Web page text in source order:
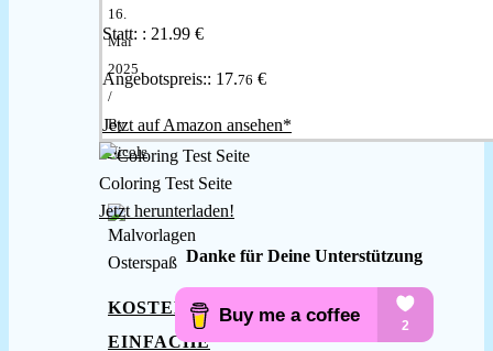
16.
Mai
2025
/
By
Nicole
KOSTENLOSE
EINFACHE
Statt: : 21.99 €
Angebotspreis:: 17.76 €
Jetzt auf Amazon ansehen*
Coloring Test Seite
Jetzt herunterladen!
Danke für Deine Unterstützung